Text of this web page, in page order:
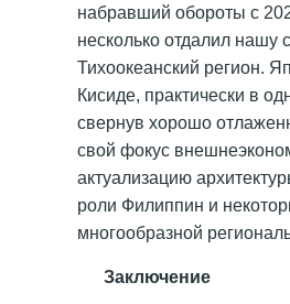
набравший обороты с
несколько отдалил нашу
Тихоокеанский регион.
Кисиде, практически в
свернув хорошо
свой фокус
актуализацию
роли Филиппин и
многообразной
Заключение